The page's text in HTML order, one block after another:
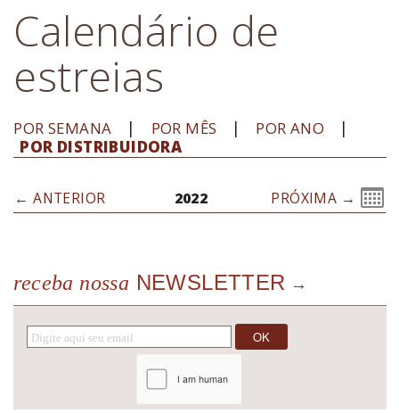
Calendário de
estreias
POR SEMANA POR MÊS
POR ANO
POR DISTRIBUIDORA
← ANTERIOR 2022 PRÓXIMA →
receba nossa NEWSLETTER